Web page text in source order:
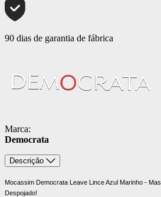
90 dias de garantia de fábrica
Marca:
Democrata
Descrição
Mocassim Democrata Leave Lince Azul Marinho -
Despojado!